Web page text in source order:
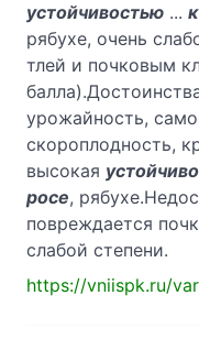
устойчивостью ... к
рябухе, очень
тлей и почковым
урожайность,
скороплодность,
высокая
росе,
повреждается
слабой степени.
https://vniispk.ru/